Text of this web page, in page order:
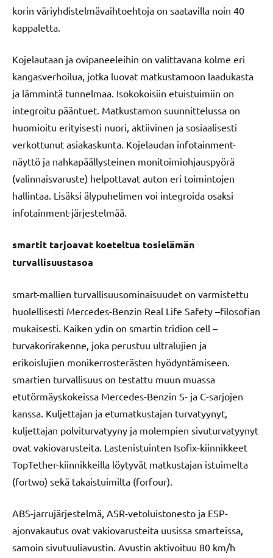
korin väriyhdistelmävaihtoehtoja on saatavilla noin 40
kappaletta.
Kojelautaan ja ovipaneeleihin on valittavana kolme eri
kangasverhoilua, jotka luovat matkustamoon laadukasta
ja lämmintä tunnelmaa. Isokokoisiin etuistuimiin on
integroitu pääntuet. Matkustamon suunnittelussa on
huomioitu erityisesti nuori, aktiivinen ja sosiaalisesti
verkottunut asiakaskunta. Kojelaudan infotainment-
näyttö ja nahkapäällysteinen monitoimiohjauspyörä
(valinnaisvaruste) helpottavat auton eri toimintojen
hallintaa. Lisäksi älypuhelimen voi integroida osaksi
infotainment-järjestelmää.
smartit tarjoavat koeteltua tosielämän
turvallisuustasoa
smart-mallien turvallisuusominaisuudet on varmistettu
huolellisesti Mercedes-Benzin Real Life Safety –filosofian
mukaisesti. Kaiken ydin on smartin tridion cell –
turvakorirakenne, joka perustuu ultralujien ja
erikoislujien monikerrosterästen hyödyntämiseen.
smartien turvallisuus on testattu muun muassa
etutörmäyskokeissa Mercedes-Benzin S- ja C-sarjojen
kanssa. Kuljettajan ja etumatkustajan turvatyynyt,
kuljettajan polviturvatyyny ja molempien sivuturvatyynyt
ovat vakiovarusteita. Lastenistuinten Isofix-kiinnikkeet
TopTether-kiinnikkeilla löytyvät matkustajan istuimelta
(fortwo) sekä takaistuimilta (forfour).
ABS-jarrujärjestelmä, ASR-vetoluistonesto ja ESP-
ajonvakautus ovat vakiovarusteita uusissa smarteissa,
samoin sivutuuliavustin. Avustin aktivoituu 80 km/h